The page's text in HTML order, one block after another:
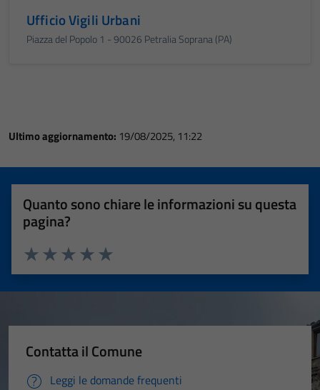
Ufficio Vigili Urbani
Piazza del Popolo 1 - 90026 Petralia Soprana (PA)
Ultimo aggiornamento: 19/08/2025, 11:22
Quanto sono chiare le informazioni su questa
pagina?
Valuta 5 stelle su 5
Valuta 4 stelle su 5
Valuta 3 stelle su 5
Valuta 2 stelle su 5
Valuta 1 stelle su 5
Contatta il Comune
Leggi le domande frequenti